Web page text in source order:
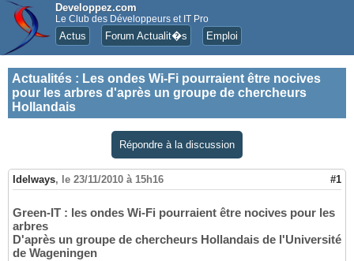
Developpez.com
Le Club des Développeurs et IT Pro
Actus Forum Actualit�s Emploi
Actualités : Les ondes Wi-Fi pourraient être nocives
pour les arbres d'après un groupe de chercheurs
Hollandais
Répondre à la discussion
Idelways, le 23/11/2010 à 15h16 #1
Green-IT : les ondes Wi-Fi pourraient être nocives pour les
arbres
D'après un groupe de chercheurs Hollandais de l'Université
de Wageningen